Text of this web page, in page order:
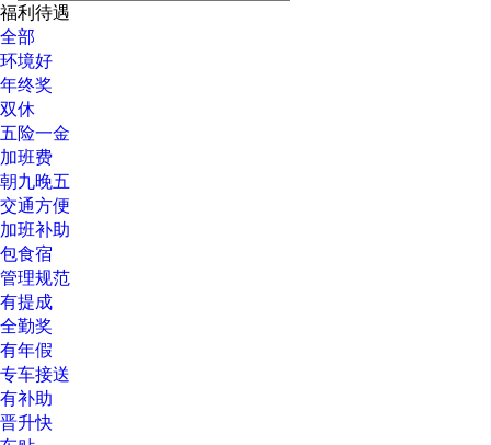
福利待遇
全部
环境好
年终奖
双休
五险一金
加班费
朝九晚五
交通方便
加班补助
包食宿
管理规范
有提成
全勤奖
有年假
专车接送
有补助
晋升快